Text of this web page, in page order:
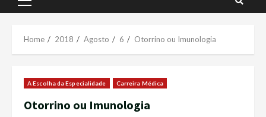
Primary
Home 2018 Agosto 6 Otorrino ou Imunologia
A Escolha da Especialidade Carreira Médica
Otorrino ou Imunologia